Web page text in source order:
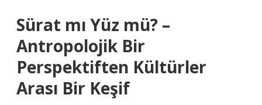
Sürat mı Yüz mü? –
Antropolojik Bir
Perspektiften Kültürler
Arası Bir Keşif